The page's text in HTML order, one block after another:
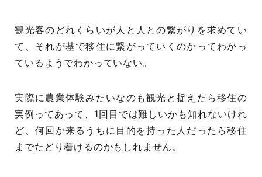
観光客のどれくらいが人と人との繋がりを求めてい
て、それが基で移住に繋がっていくのかってわかっ
ているようでわかっていない。
実際に農業体験みたいなのも観光と捉えたら移住の
実例ってあって、1回目では難しいかも知れないけれ
ど、何回か来るうちに目的を持った人だったら移住
までたどり着けるのかもしれません。